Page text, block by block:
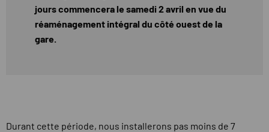
jours commencera le samedi 2 avril en vue du
réaménagement intégral du côté ouest de la
gare.
Durant cette période, nous installerons pas moins de 7